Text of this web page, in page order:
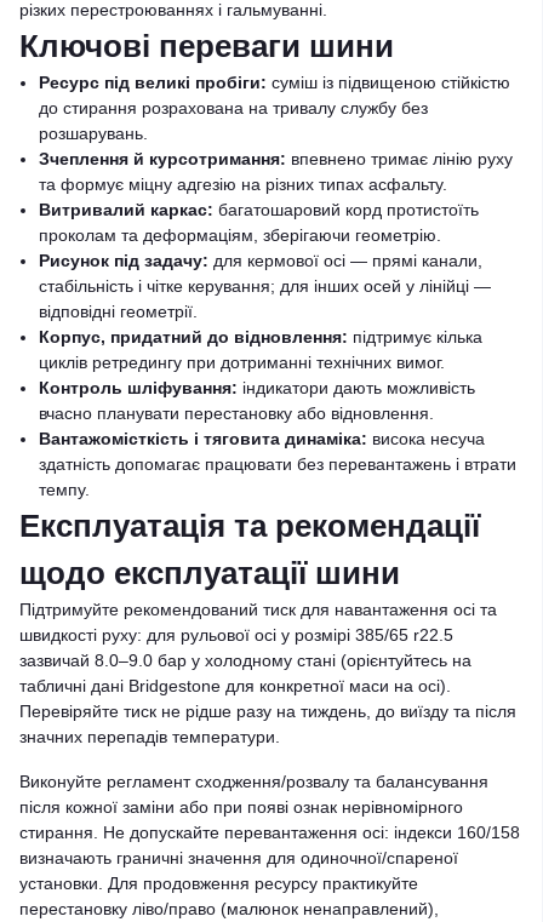
різких перестроюваннях і гальмуванні.
Ключові переваги шини
Ресурс під великі пробіги: суміш із підвищеною стійкістю
до стирання розрахована на тривалу службу без
розшарувань.
Зчеплення й курсотримання: впевнено тримає лінію руху
та формує міцну адгезію на різних типах асфальту.
Витривалий каркас: багатошаровий корд протистоїть
проколам та деформаціям, зберігаючи геометрію.
Рисунок під задачу: для кермової осі — прямі канали,
стабільність і чітке керування; для інших осей у лінійці —
відповідні геометрії.
Корпус, придатний до відновлення: підтримує кілька
циклів ретредингу при дотриманні технічних вимог.
Контроль шліфування: індикатори дають можливість
вчасно планувати перестановку або відновлення.
Вантажомісткість і тяговита динаміка: висока несуча
здатність допомагає працювати без перевантажень і втрати
темпу.
Експлуатація та рекомендації
щодо експлуатації шини
Підтримуйте рекомендований тиск для навантаження осі та
швидкості руху: для рульової осі у розмірі 385/65 r22.5
зазвичай 8.0–9.0 бар у холодному стані (орієнтуйтесь на
табличні дані Bridgestone для конкретної маси на осі).
Перевіряйте тиск не рідше разу на тиждень, до виїзду та після
значних перепадів температури.
Виконуйте регламент сходження/розвалу та балансування
після кожної заміни або при появі ознак нерівномірного
стирання. Не допускайте перевантаження осі: індекси 160/158
визначають граничні значення для одиночної/спареної
установки. Для продовження ресурсу практикуйте
перестановку ліво/право (малюнок ненаправлений),